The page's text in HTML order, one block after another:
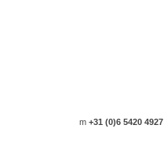
m+31 (0)6 5420 4927